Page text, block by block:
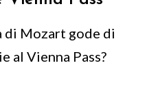
di Mozart gode di
al Vienna Pass?